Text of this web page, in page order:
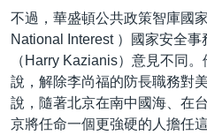
不過，華盛頓公共政策智庫國
National Interest ）國家安全
（Harry Kazianis）意見不同
說，解除李尚福的防長職務對
說，隨著北京在南中國海、在
京將任命一個更強硬的人擔任